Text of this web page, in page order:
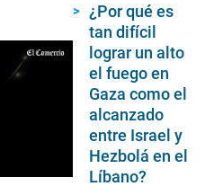
¿Por qué es
tan difícil
lograr un alto
el fuego en
Gaza como el
alcanzado
entre Israel y
Hezbolá en el
Líbano?